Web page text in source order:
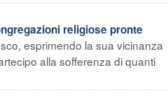
religiose pronte
esprimendo la sua vicinanza
alla sofferenza di quanti